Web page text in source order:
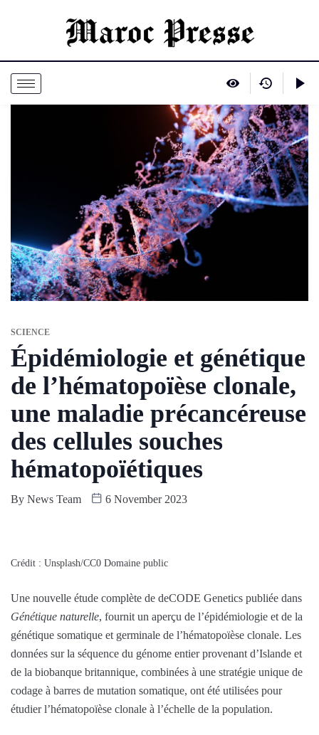
SCIENCE
Épidémiologie et génétique
de l’hématopoïèse clonale,
une maladie précancéreuse
des cellules souches
hématopoïétiques
By News Team 6 November 2023
Crédit : Unsplash/CC0 Domaine public
Une nouvelle étude complète de deCODE Genetics publiée dans
Génétique naturelle, fournit un aperçu de l’épidémiologie et de la
génétique somatique et germinale de l’hématopoïèse clonale. Les
données sur la séquence du génome entier provenant d’Islande et
de la biobanque britannique, combinées à une stratégie unique de
codage à barres de mutation somatique, ont été utilisées pour
étudier l’hématopoïèse clonale à l’échelle de la population.